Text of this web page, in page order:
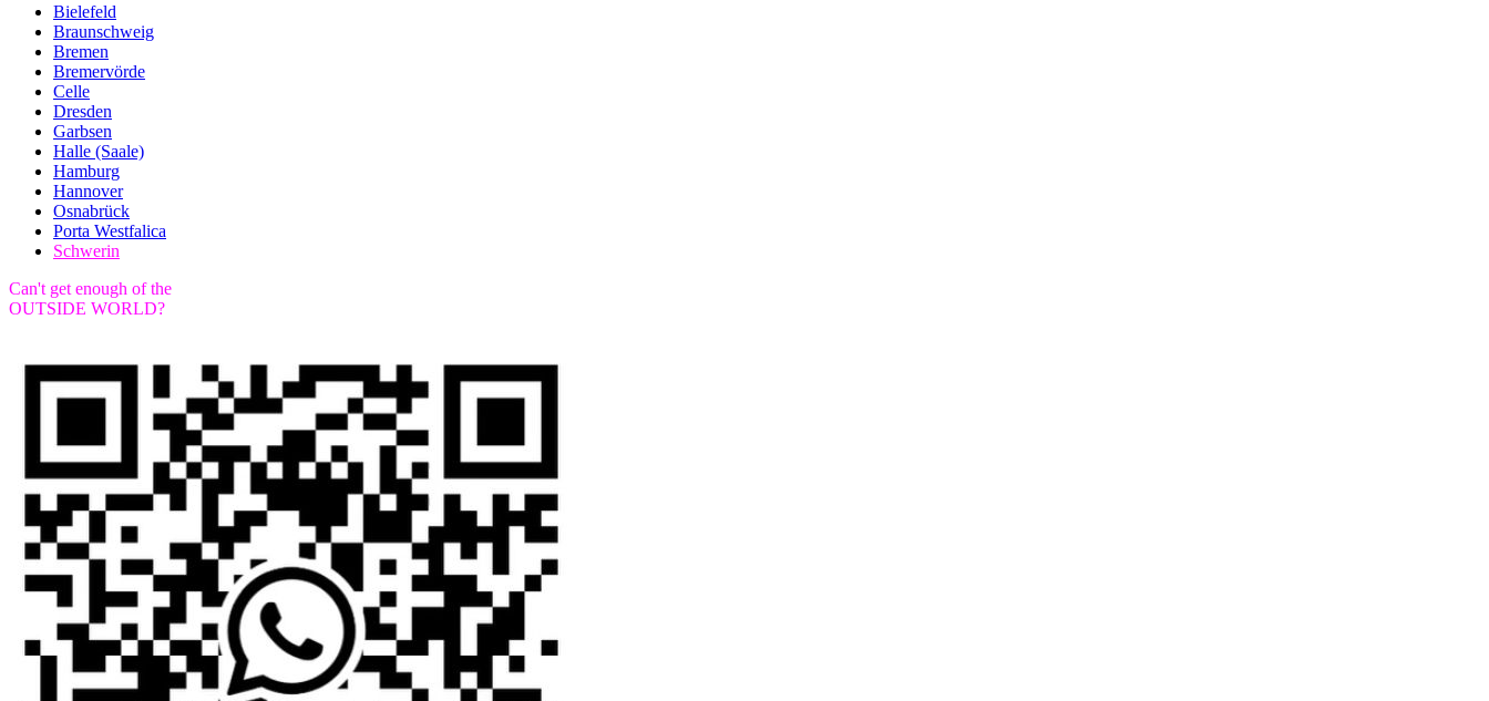
Bielefeld
Braunschweig
Bremen
Bremervörde
Celle
Dresden
Garbsen
Halle (Saale)
Hamburg
Hannover
Osnabrück
Porta Westfalica
Schwerin
Can't get enough of the
OUTSIDE WORLD?